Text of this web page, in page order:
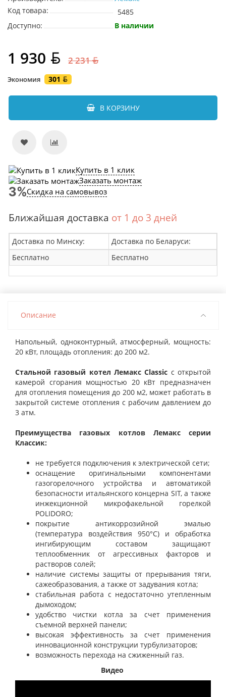
Код товара:
5485
Доступно:
В наличии
1 930 2 231
Экономия 301
В КОРЗИНУ
Купить в 1 клик
Заказать монтаж
Скидка на самовывоз
Ближайшая доставка от 1 до 3 дней
Доставка по Минску:
Доставка по Беларуси:
Бесплатно
Бесплатно
Описание
Напольный, одноконтурный, атмосферный, мощность:
20 кВт, площадь отопления: до 200 м2.
Стальной газовый котел Лемакс Classic с открытой
камерой сгорания мощностью 20 кВт предназначен
для отопления помещения до 200 м2, может работать в
закрытой системе отопления с рабочим давлением до
3 атм.
Преимущества газовых котлов Лемакс серии
Классик:
не требуется подключения к электрической сети;
оснащение оригинальными компонентами
газогорелочного устройства и автоматикой
безопасности итальянского концерна SIT, а также
инжекционной микрофакельной горелкой
POLIDORO;
покрытие антикоррозийной эмалью
(температура воздействия 950°С) и обработка
ингибирующим составом защищают
теплообменник от агрессивных факторов и
растворов солей;
наличие системы защиты от прерывания тяги,
сажеобразования, а также от задувания котла;
стабильная работа с недостаточно утепленным
дымоходом;
удобство чистки котла за счет применения
съемной верхней панели;
высокая эффективность за счет применения
инновационной конструкции турбулизаторов;
возможность перехода на сжиженный газ.
Видео